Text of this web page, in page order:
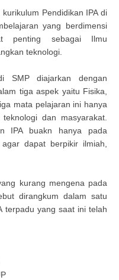
Pendidikan IPA di
yang berdimensi
penting sebagai Ilmu
teknologi.
SMP diajarkan dengan
tiga aspek yaitu Fisika,
mata pelajaran ini hanya
dan masyarakat.
IPA buakn hanya pada
dapat berpikir ilmiah,
kurang mengena pada
dirangkum dalam satu
terpadu yang saat ini telah